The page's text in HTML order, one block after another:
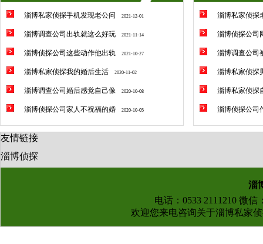
淄博私家侦探手机发现老公问 2021-12-01
淄博调查公司出轨就这么好玩 2021-11-14
淄博侦探公司这些动作他出轨 2021-10-27
淄博私家侦探我的婚后生活 2020-11-02
淄博调查公司婚后感觉自己像 2020-10-08
淄博侦探公司家人不祝福的婚 2020-10-05
淄博私家侦探
淄博侦探公司
淄博调查公司
淄博私家侦探
淄博私家侦探
淄博侦探公司
友情链接
淄博侦探
淄
电话：0533 2111210 微
欢迎您来电咨询关于淄博私家